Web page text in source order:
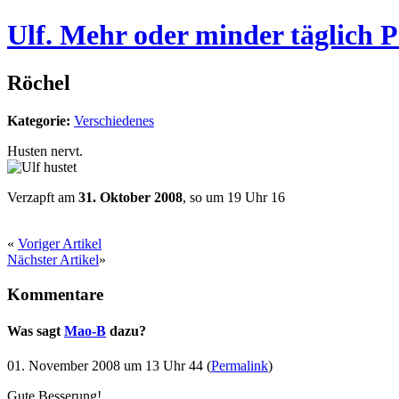
Ulf. Mehr oder minder täglich
Röchel
Kategorie: Verschiedenes
Husten nervt.
Verzapft am 31. Oktober 2008, so um 19 Uhr 16
« Voriger Artikel
Nächster Artikel»
Kommentare
Was sagt Mao-B dazu?
01. November 2008 um 13 Uhr 44 (Permalink)
Gute Besserung!